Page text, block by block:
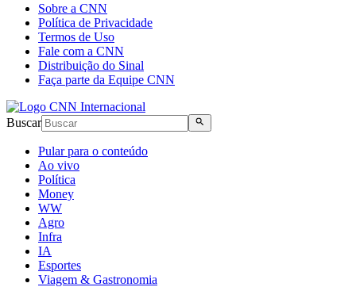
Sobre a CNN
Política de Privacidade
Termos de Uso
Fale com a CNN
Distribuição do Sinal
Faça parte da Equipe CNN
Buscar
Pular para o conteúdo
Ao vivo
Política
Money
WW
Agro
Infra
IA
Esportes
Viagem & Gastronomia